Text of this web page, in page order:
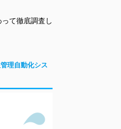
て徹底調査し
理自動化シス